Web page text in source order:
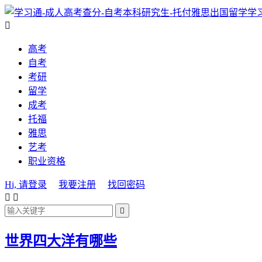
学

高考
自考
考研
留学
成考
托福
雅思
艺考
职业资格
Hi, 请登录 我要注册
找回密码
 

世界四大洋有哪些